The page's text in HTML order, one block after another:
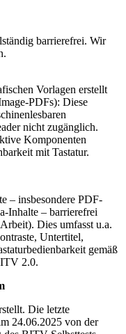
barrierefrei. Wir
Vorlagen erstellt
PDFs): Diese
nicht zugänglich.
Komponenten
mit Tastatur.
– insbesondere PDF-
Inhalte – barrierefrei
Dies umfasst u.a.
Untertitel,
gemäß
2.0.
Die letzte
24.06.2025 von der